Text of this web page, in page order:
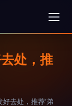
处，推
去处，推荐‘弟